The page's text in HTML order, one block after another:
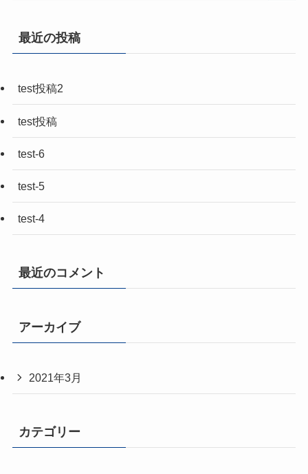
最近の投稿
test投稿2
test投稿
test-6
test-5
test-4
最近のコメント
アーカイブ
2021年3月
カテゴリー